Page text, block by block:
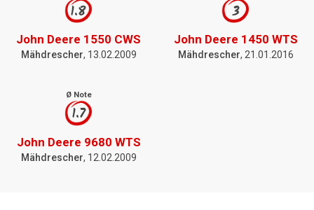
1.8
John Deere 1550 CWS
Mähdrescher, 13.02.2009
3
John Deere 1450 WTS
Mähdrescher, 21.01.2016
Ø Note
1.7
John Deere 9680 WTS
Mähdrescher, 12.02.2009